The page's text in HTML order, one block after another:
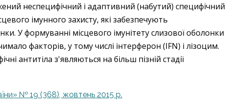
неспецифічний і адаптивний (набутий) специфічний
імунного захисту, які забезпечують
У формуванні місцевого імунітету слизової оболонки
факторів, у тому числі інтерферон (IFN) і лізоцим.
антитіла з'являються на більш пізній стадії
№ 19 (368), жовтень 2015 p.